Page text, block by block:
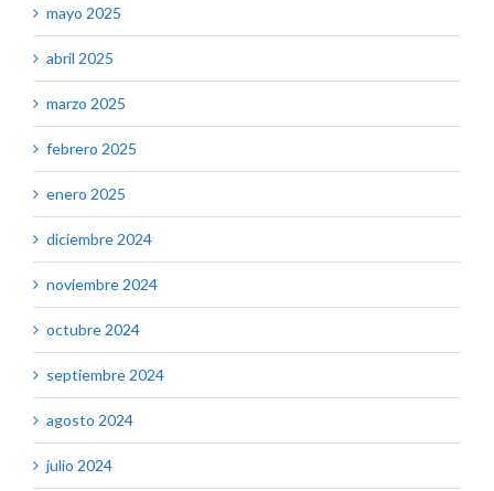
mayo 2025
abril 2025
marzo 2025
febrero 2025
enero 2025
diciembre 2024
noviembre 2024
octubre 2024
septiembre 2024
agosto 2024
julio 2024